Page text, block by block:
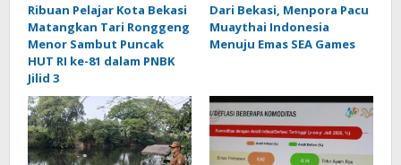
Ribuan Pelajar Kota Bekasi
Matangkan Tari Ronggeng
Menor Sambut Puncak
HUT RI ke-81 dalam PNBK
Jilid 3
Dari Bekasi, Menpora Pacu
Muaythai Indonesia
Menuju Emas SEA Games